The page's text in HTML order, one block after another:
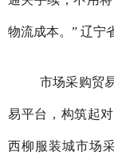
物流成本。” 辽宁
市场采购贸
易平台，构筑起
西柳服装城市场